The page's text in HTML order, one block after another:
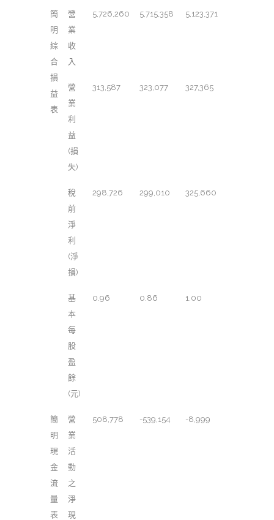
簡
明
綜
合
損
益
表
營
業
收
入
5,726,260 5,715,358 5,123,371
營
業
利
益
(損
失)
313,587 323,077 327,365
稅
前
淨
利
(淨
損)
298,726 299,010 325,660
基
本
每
股
盈
餘
(元)
0.96 0.86 1.00
簡
明
現
金
流
量
表
營
業
活
動
之
淨
現
508,778 -539,154 -8,999